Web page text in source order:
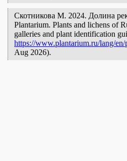
Скотникова М. 2024. Долина
Plantarium. Plants and lichens of
galleries and plant identification
https://www.plantarium.ru/lang/
Aug 2026).